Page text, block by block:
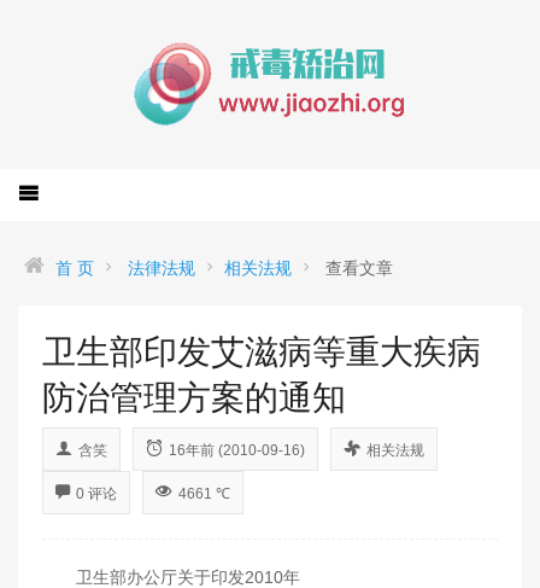
首 页 法律法规 相关法规 查看文章
卫生部印发艾滋病等重大疾病
防治管理方案的通知
含笑 16年前 (2010-09-16) 相关法规
0 评论 4661 ℃
卫生部办公厅关于印发2010年